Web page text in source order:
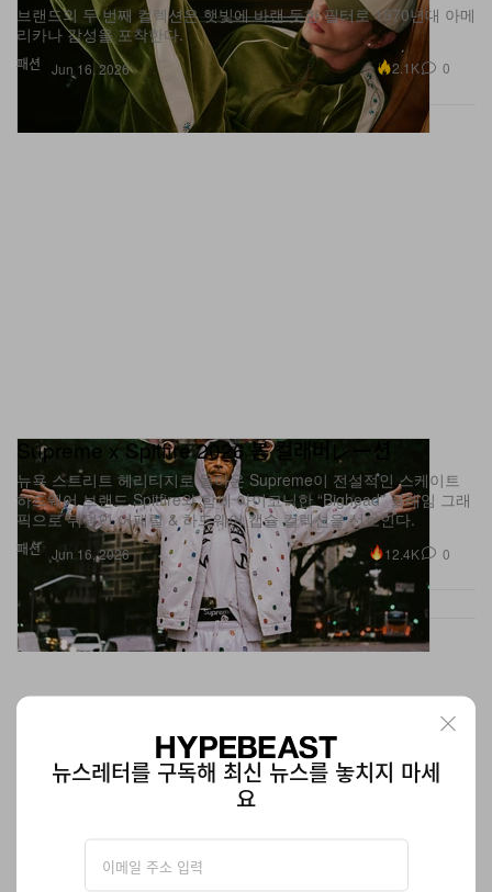
패션
브랜드의 두 번째 컬렉션은 햇빛에 바랜 듯한 필터로 1970년대 아메
리카나 감성을 포착한다.
Jun 16, 2026 2.1K 0
패션
Supreme x Spitfire 2026 봄 컬래버レー션
뉴욕 스트리트 헤리티지로 돌아온 Supreme이 전설적인 스케이트
하드웨어 브랜드 Spitfire와 함께 아이코닉한 “Bighead” 플레임 그래
픽으로 뒤덮인 어패럴 & 하드웨어 캡슐 컬렉션을 선보인다.
Jun 16, 2026 12.4K 0
뉴스레터를 구독해 최신 뉴스를 놓치지 마세
요